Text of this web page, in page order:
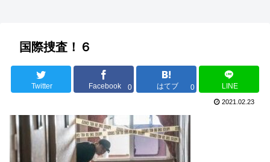
国際捜査！６
Twitter Facebook 0 はてブ 0 LINE
2021.02.23